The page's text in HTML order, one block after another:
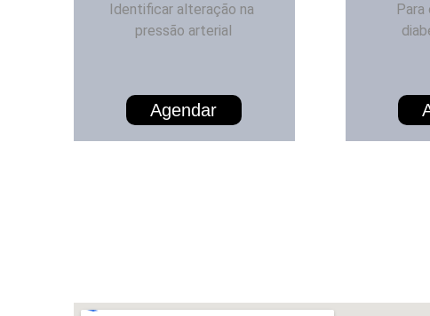
Agendar
Identificar alteração na
pressão arterial